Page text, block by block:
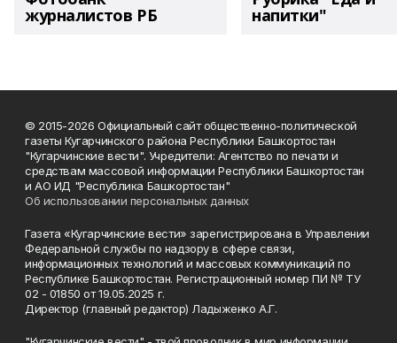
журналистов РБ напитки"
© 2015-2026 Официальный сайт общественно-политической
газеты Кугарчинского района Республики Башкортостан
"Кугарчинские вести". Учредители: Агентство по печати и
средствам массовой информации Республики Башкортостан
и АО ИД "Республика Башкортостан"
Об использовании персональных данных
Газета «Кугарчинские вести» зарегистрирована в Управлении
Федеральной службы по надзору в сфере связи,
информационных технологий и массовых коммуникаций по
Республике Башкортостан. Регистрационный номер ПИ № ТУ
02 - 01850 от 19.05.2025 г.
Директор (главный редактор) Ладыженко А.Г.